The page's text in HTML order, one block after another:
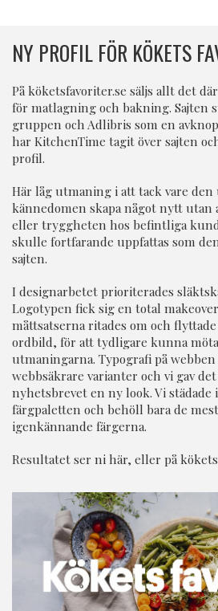
NY PROFIL FÖR KÖKETS
På köketsfavoriter.se säljs allt det
för matlagning och bakning. Sajten
gruppen och Adlibris som en
har KitchenTime tagit över sajten
profil.
Här låg utmaning i att tack vare den
kännedomen skapa något nytt
eller tryggheten hos befintliga
skulle fortfarande uppfattas som
sajten.
I designarbetet prioriterades
Logotypen fick sig en total
måttsatserna ritades om och
ordbild, för att tydligare kunna
utmaningarna. Typografi på
webbsäkrare varianter och vi gav
nyhetsbrevet en ny look. Vi
färgpaletten och behöll bara de
igenkännande färgerna.
Resultatet ser ni här, eller på